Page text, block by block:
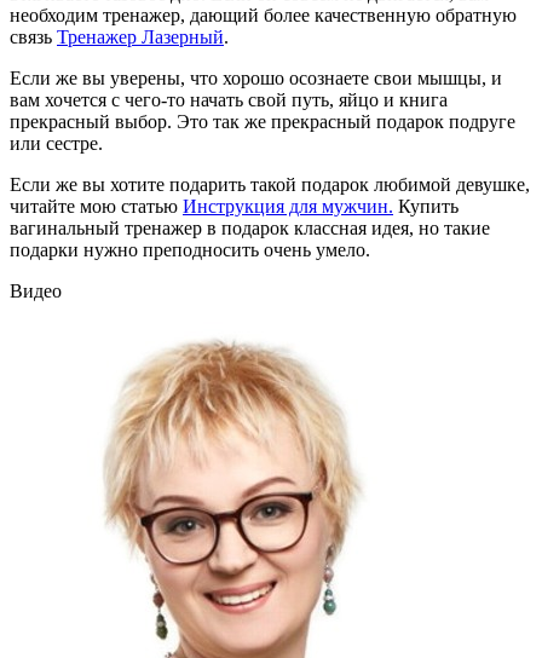
необходим тренажер, дающий более качественную обратную
связь Тренажер Лазерный.
Если же вы уверены, что хорошо осознаете свои мышцы, и
вам хочется с чего-то начать свой путь, яйцо и книга
прекрасный выбор. Это так же прекрасный подарок подруге
или сестре.
Если же вы хотите подарить такой подарок любимой девушке,
читайте мою статью Инструкция для мужчин. Купить
вагинальный тренажер в подарок классная идея, но такие
подарки нужно преподносить очень умело.
Видео